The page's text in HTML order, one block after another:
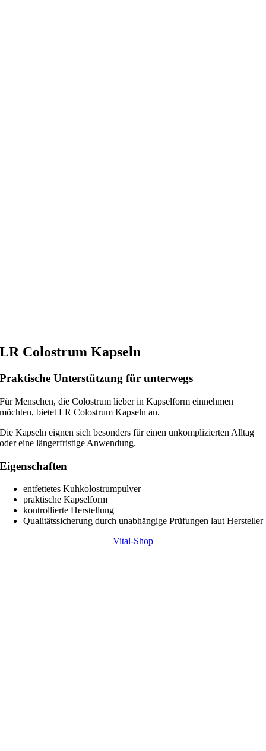
LR Colostrum Kapseln
Praktische Unterstützung für unterwegs
Für Menschen, die Colostrum lieber in Kapselform einnehmen
möchten, bietet LR Colostrum Kapseln an.
Die Kapseln eignen sich besonders für einen unkomplizierten Alltag
oder eine längerfristige Anwendung.
Eigenschaften
entfettetes Kuhkolostrumpulver
praktische Kapselform
kontrollierte Herstellung
Qualitätssicherung durch unabhängige Prüfungen laut Hersteller
Vital-Shop